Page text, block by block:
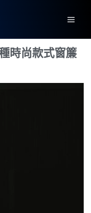
時尚款式窗簾